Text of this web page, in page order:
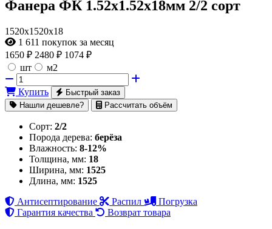
Фанера ФК 1.52х1.52х18мм 2/2 сорт
1520х1520х18
1 611 покупок за месяц
1650 ₽ 2480 ₽ 1074 ₽
шт
м2
Купить
Быстрый заказ
Нашли дешевле?
Рассчитать объём
Сорт: 2/2
Порода дерева: берёза
Влажность: 8-12%
Толщина, мм: 18
Ширина, мм: 1525
Длина, мм: 1525
Антисептирование
Распил
Погрузка
Гарантия качества
Возврат товара